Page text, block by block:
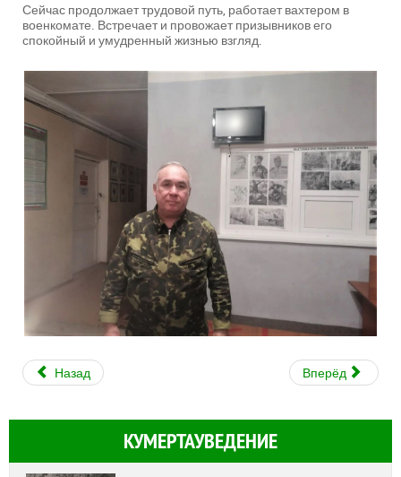
Сейчас продолжает трудовой путь, работает вахтером в
военкомате. Встречает и провожает призывников его
спокойный и умудренный жизнью взгляд.
Назад Вперёд
КУМЕРТАУВЕДЕНИЕ